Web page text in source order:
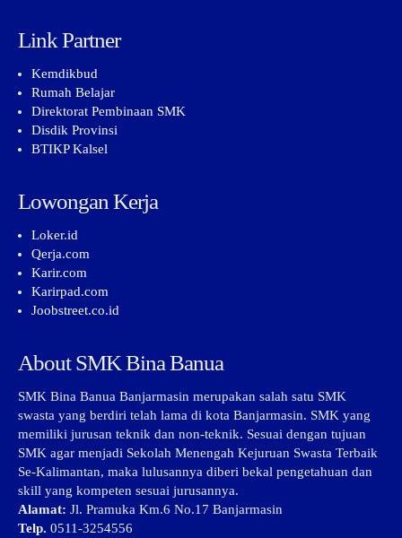
Link Partner
Kemdikbud
Rumah Belajar
Direktorat Pembinaan SMK
Disdik Provinsi
BTIKP Kalsel
Lowongan Kerja
Loker.id
Qerja.com
Karir.com
Karirpad.com
Joobstreet.co.id
About SMK Bina Banua
SMK Bina Banua Banjarmasin merupakan salah satu SMK
swasta yang berdiri telah lama di kota Banjarmasin. SMK yang
memiliki jurusan teknik dan non-teknik. Sesuai dengan tujuan
SMK agar menjadi Sekolah Menengah Kejuruan Swasta Terbaik
Se-Kalimantan, maka lulusannya diberi bekal pengetahuan dan
skill yang kompeten sesuai jurusannya.
Alamat: Jl. Pramuka Km.6 No.17 Banjarmasin
Telp. 0511-3254556